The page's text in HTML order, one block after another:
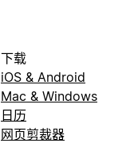
下载
iOS & Android
Mac & Windows
日历
网页剪裁器